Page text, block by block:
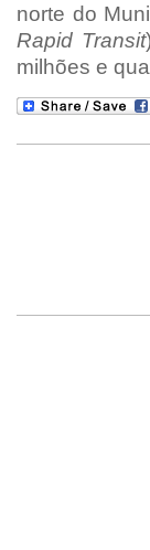
norte do
Rapid Transit
milhões e